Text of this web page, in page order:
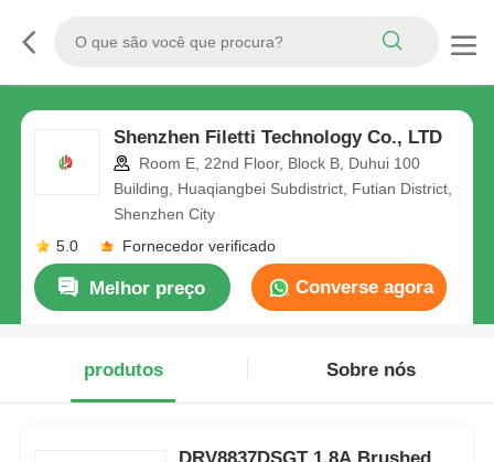
Shenzhen Filetti Technology Co., LTD
Room E, 22nd Floor, Block B, Duhui 100
Building, Huaqiangbei Subdistrict, Futian District,
Shenzhen City
5.0
Fornecedor verificado
Melhor preço Converse agora
produtos Sobre nós